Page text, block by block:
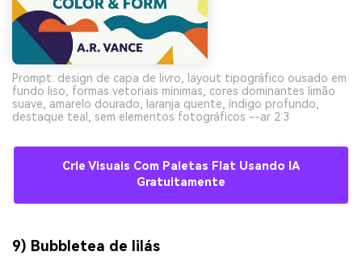
Prompt: design de capa de livro, layout tipográfico ousado em
fundo liso, formas vetoriais mínimas, cores dominantes limão
suave, amarelo dourado, laranja quente, índigo profundo,
destaque teal, sem elementos fotográficos --ar 2:3
Crie Visuais Com Paletas Flat Usando IA
Gratuitamente
9) Bubbletea de lilás